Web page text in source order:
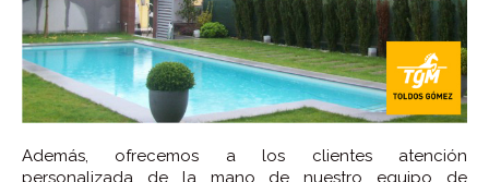
Además, ofrecemos a los clientes atención
personalizada de la mano de nuestro equipo de